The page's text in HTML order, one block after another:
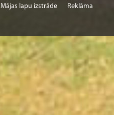
Mājas lapu izstrāde Reklāma